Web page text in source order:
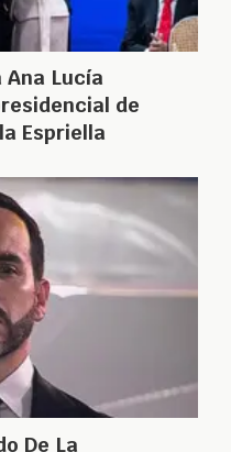
Lucía
de
Espriella
De La